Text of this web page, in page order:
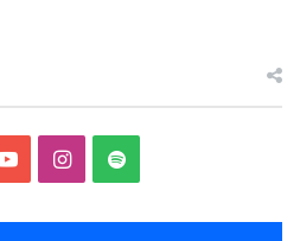
YouTubeInstagram
Spotify